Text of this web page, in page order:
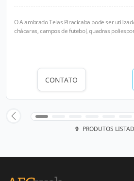
O Alambrado Telas Piracicaba pode ser
chácaras, campos de futebol, quadras
CONTATO
9 PRODUTOS